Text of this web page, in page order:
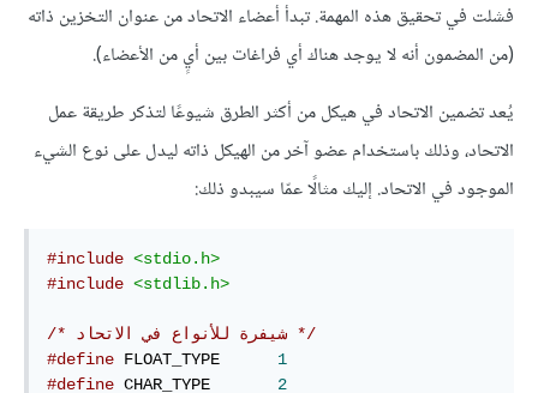
فشلت في تحقيق هذه المهمة. تبدأ أعضاء الاتحاد من عنوان التخزين ذاته
(من المضمون أنه لا يوجد هناك أي فراغات بين أيٍ من الأعضاء).
يُعد تضمين الاتحاد في هيكل من أكثر الطرق شيوعًا لتذكر طريقة عمل
الاتحاد، وذلك باستخدام عضو آخر من الهيكل ذاته ليدل على نوع الشيء
الموجود في الاتحاد. إليك مثالًا عمّا سيبدو ذلك:
#include <stdio.h>
#include <stdlib.h>
/* شيفرة للأنواع في الاتحاد */
#define FLOAT_TYPE 1
#define CHAR_TYPE 2